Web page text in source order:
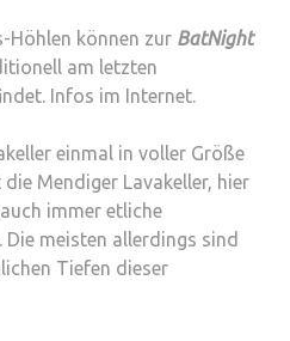
Höhlen können zur BatNight
am letzten
Infos im Internet.
einmal in voller Größe
Mendiger Lavakeller, hier
immer etliche
Die meisten allerdings sind
Tiefen dieser